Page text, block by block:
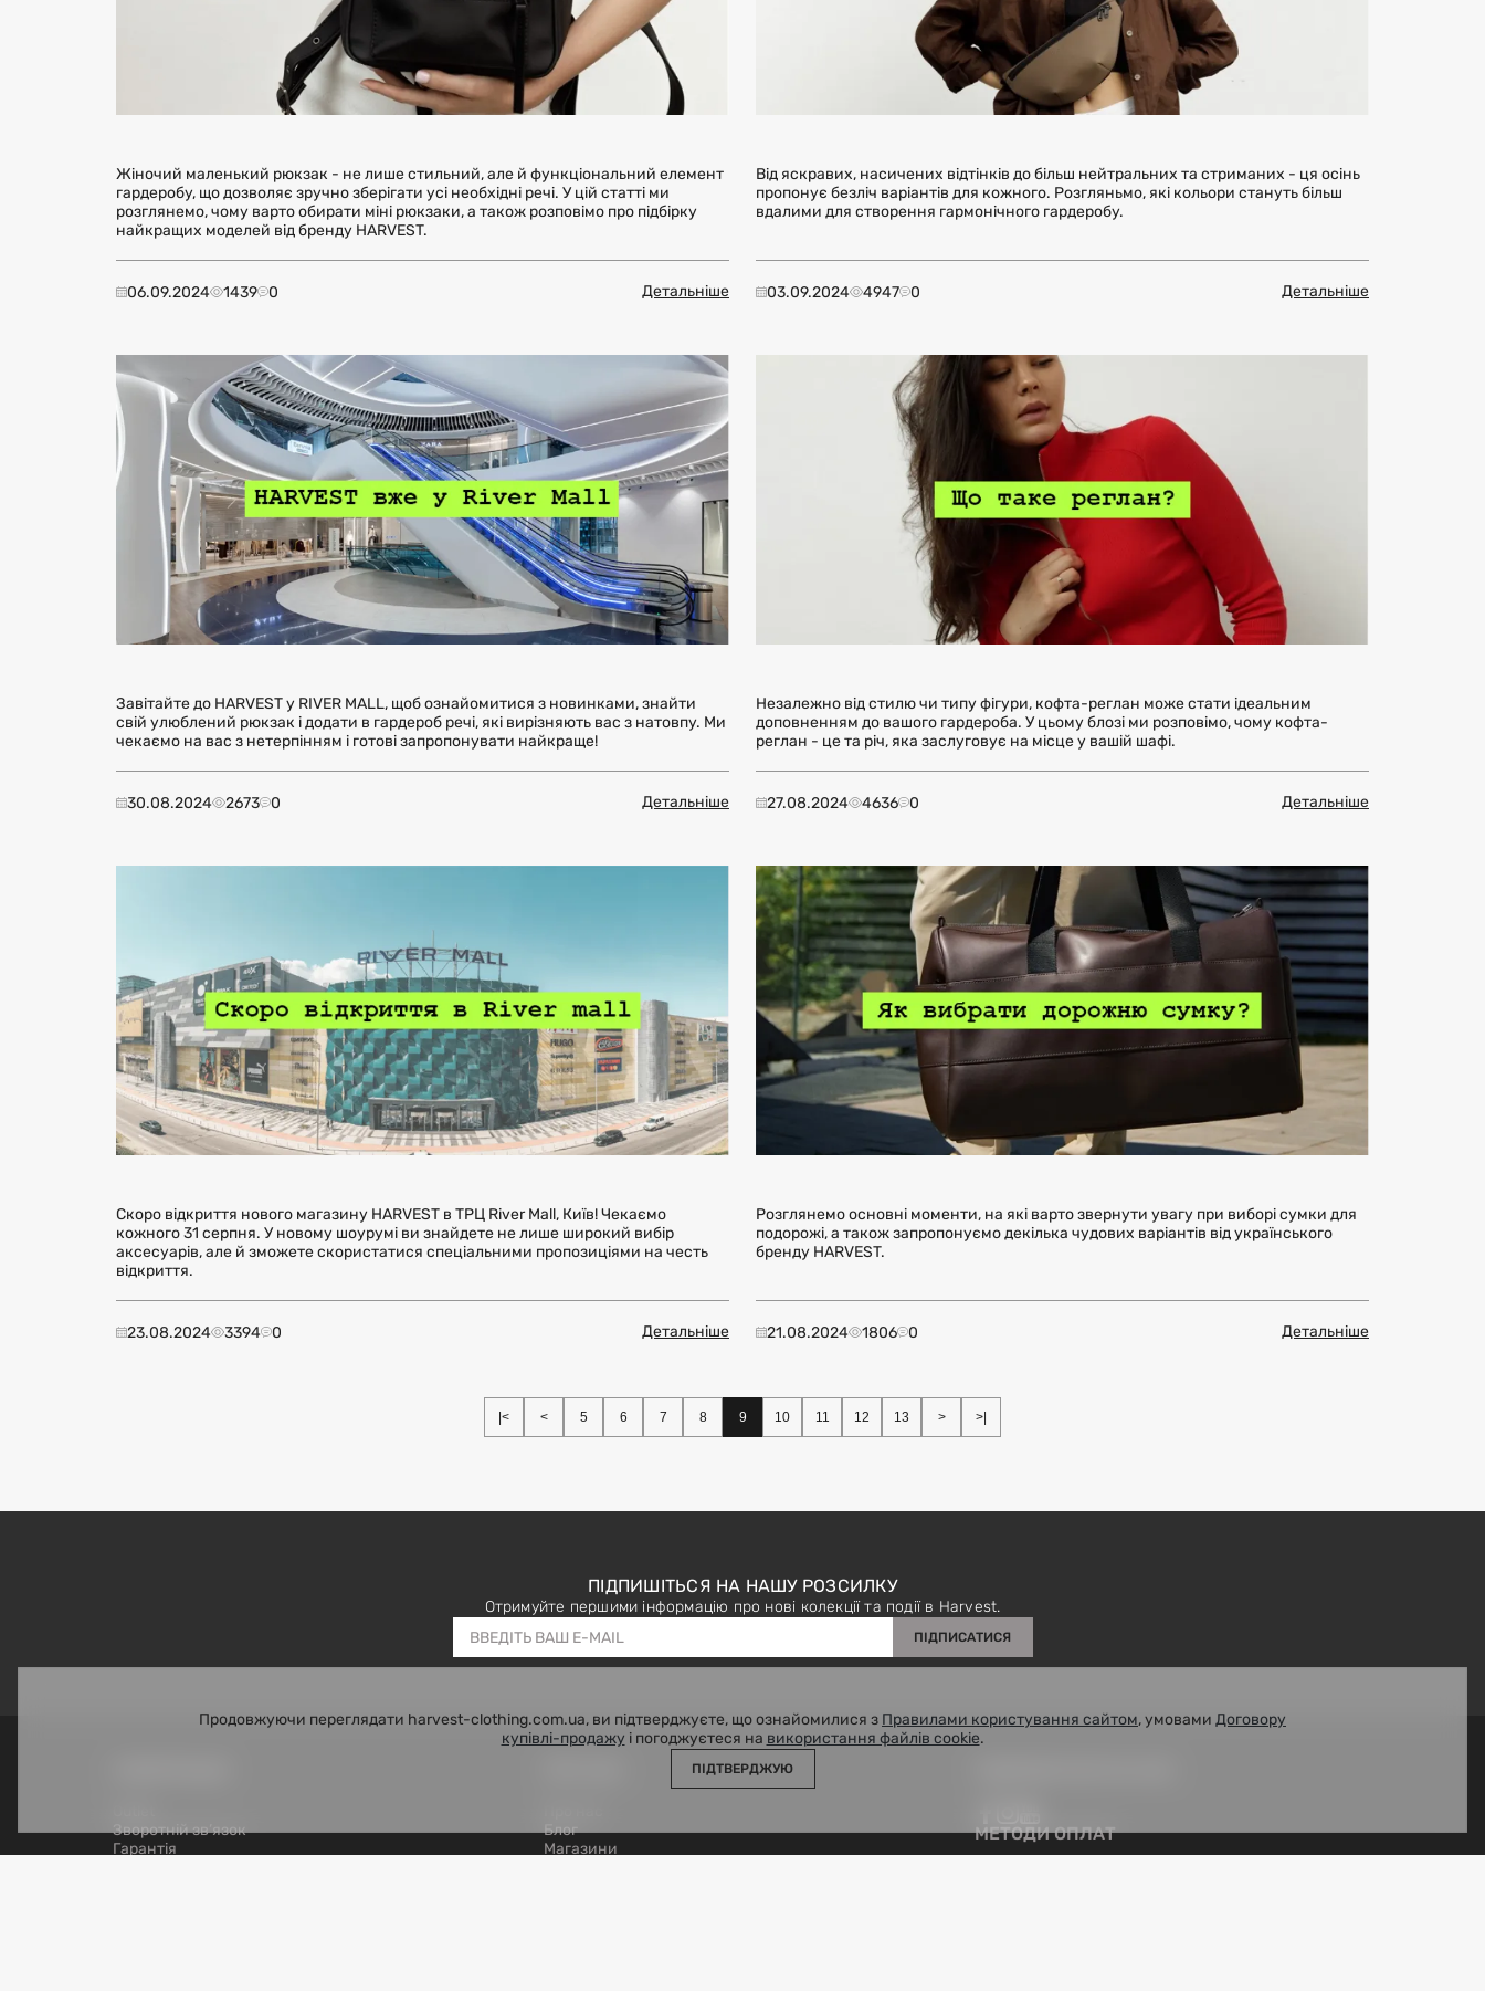
Жіночий маленький рюкзак - не лише стильний, але й функціональний елемент
гардеробу, що дозволяє зручно зберігати усі необхідні речі. У цій статті ми
розглянемо, чому варто обирати міні рюкзаки, а також розповімо про підбірку
найкращих моделей від бренду HARVEST.
06.09.2024 1439 0 Детальніше
Від яскравих, насичених відтінків до більш нейтральних та стриманих - ця осінь
пропонує безліч варіантів для кожного. Розгляньмо, які кольори стануть більш
вдалими для створення гармонічного гардеробу.
03.09.2024 4947 0 Детальніше
Завітайте до HARVEST у RIVER MALL, щоб ознайомитися з новинками, знайти
свій улюблений рюкзак і додати в гардероб речі, які вирізняють вас з натовпу. Ми
чекаємо на вас з нетерпінням і готові запропонувати найкраще!
30.08.2024 2673 0 Детальніше
Незалежно від стилю чи типу фігури, кофта-реглан може стати ідеальним
доповненням до вашого гардероба. У цьому блозі ми розповімо, чому кофта-
реглан - це та річ, яка заслуговує на місце у вашій шафі.
27.08.2024 4636 0 Детальніше
Скоро відкриття нового магазину HARVEST в ТРЦ River Mall, Київ! Чекаємо
кожного 31 серпня. У новому шоурумі ви знайдете не лише широкий вибір
аксесуарів, але й зможете скористатися спеціальними пропозиціями на честь
відкриття.
23.08.2024 3394 0 Детальніше
Розглянемо основні моменти, на які варто звернути увагу при виборі сумки для
подорожі, а також запропонуємо декілька чудових варіантів від українського
бренду HARVEST.
21.08.2024 1806 0 Детальніше
|< < 5 6 7 8 9 10 11 12 13 > >|
ПІДПИШІТЬСЯ НА НАШУ РОЗСИЛКУ
Отримуйте першими інформацію про нові колекції та події в Harvest.
ПІДПИСАТИСЯ
Зворотній зв’язок
Гарантія
Блог
Магазини
МЕТОДИ ОПЛАТ
Продовжуючи переглядати harvest-clothing.com.ua, ви підтверджуєте, що ознайомилися зПравилами користування сайтом, умовамиДоговору
купівлі-продажуі погоджуєтеся навикористання файлів cookie.
ПІДТВЕРДЖУЮ